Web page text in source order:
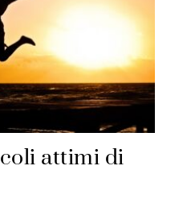
attimi di